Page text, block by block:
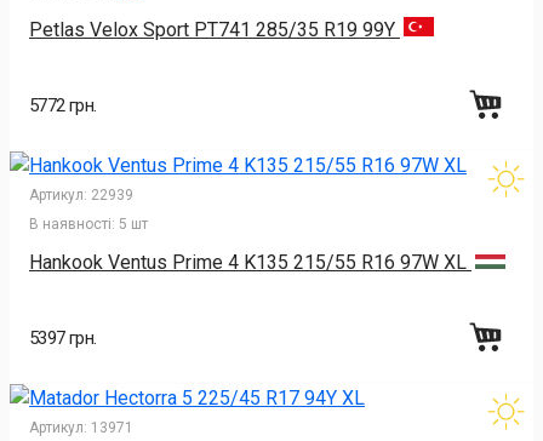
Petlas Velox Sport PT741 285/35 R19 99Y
5772 грн.
Артикул: 22939
В наявності: 5 шт
Hankook Ventus Prime 4 K135 215/55 R16 97W XL
5397 грн.
Артикул: 13971